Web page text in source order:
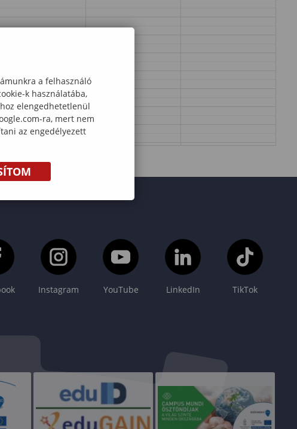
Instagram YouTube LinkedIn TikTok
a felhasználó
k használatába,
elengedhetetlenül
ra, mert nem
az engedélyezett